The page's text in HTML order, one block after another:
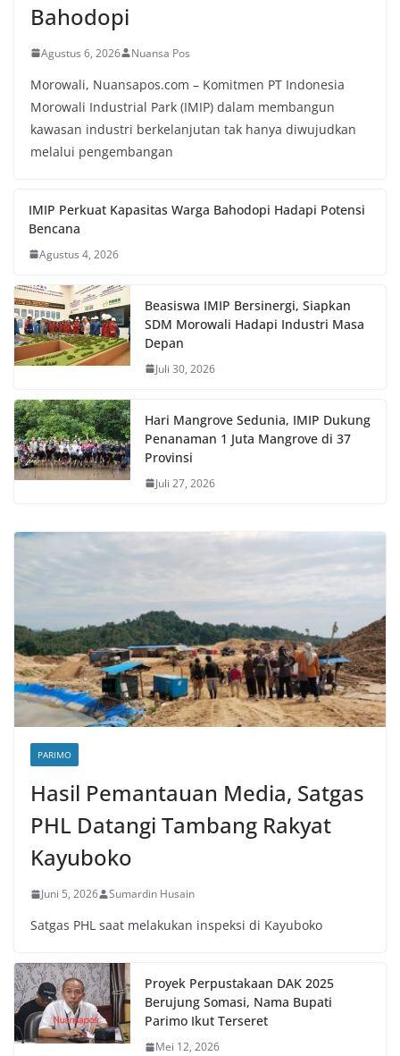
Bahodopi
Agustus 6, 2026 Nuansa Pos
Morowali, Nuansapos.com – Komitmen PT Indonesia
Morowali Industrial Park (IMIP) dalam membangun
kawasan industri berkelanjutan tak hanya diwujudkan
melalui pengembangan
IMIP Perkuat Kapasitas Warga Bahodopi Hadapi Potensi
Bencana
Agustus 4, 2026
Beasiswa IMIP Bersinergi, Siapkan
SDM Morowali Hadapi Industri Masa
Depan
Juli 30, 2026
Hari Mangrove Sedunia, IMIP Dukung
Penanaman 1 Juta Mangrove di 37
Provinsi
Juli 27, 2026
PARIMO
Hasil Pemantauan Media, Satgas
PHL Datangi Tambang Rakyat
Kayuboko
Juni 5, 2026 Sumardin Husain
Satgas PHL saat melakukan inspeksi di Kayuboko
Proyek Perpustakaan DAK 2025
Berujung Somasi, Nama Bupati
Parimo Ikut Terseret
Mei 12, 2026